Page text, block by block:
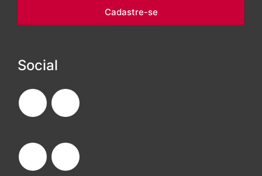
Social